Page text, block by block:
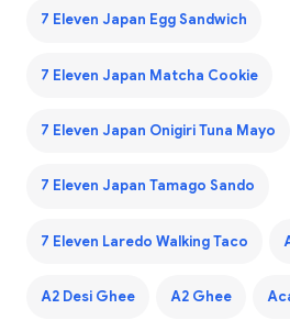
7 Eleven Japan Egg Sandwich
7 Eleven Japan Matcha Cookie
7 Eleven Japan Onigiri Tuna Mayo
7 Eleven Japan Tamago Sando
7 Eleven Laredo Walking Taco
A2 Desi Ghee A2 Ghee